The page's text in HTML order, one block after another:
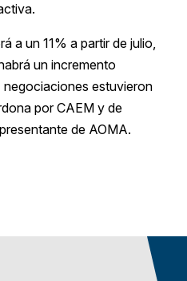
a un 11% a partir de julio,
un incremento
estuvieron
por CAEM y de
de AOMA.